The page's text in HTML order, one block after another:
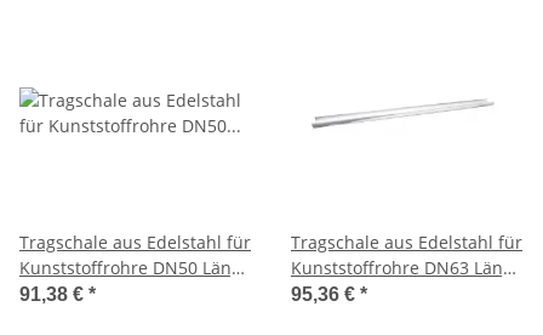
Tragschale aus Edelstahl für
Kunststoffrohre DN50 Länge
2000mm 1.4301
91,38 € *
Tragschale aus Edelstahl für
Kunststoffrohre DN63 Länge
2000mm 1.4301
95,36 € *